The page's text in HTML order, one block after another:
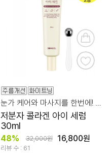
저분자 콜라겐 아이 세럼
30ml
48% 32,000원 16,800원
리뷰 수 : 61